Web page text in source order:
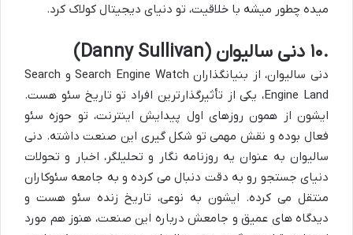
میده چطور میشه با خلاقیت، تو دنیای دیجیتال کولاک کرد.
۱۰. دنی سالیوان (Danny Sullivan
)
دنی سالیوان، از بنیانگذاران Search Engine Watchو Search
Engine Land، یکی از تأثیرگذارترین افراد تو تاریخ سئو هست.
ایشون از همون روزهای اول پیدایش اینترنت، تو حوزه سئو
فعال بوده و نقش مهمی تو شکل گیری این صنعت داشته. دنی
سالیوان به عنوان یه روزنامه نگار و تحلیلگر، اخبار و تحولات
دنیای جستجو رو به دقت دنبال می کرده و به جامعه سئوکاران
منتقل می کرده. ایشون به نوعی، تاریخ زنده سئو هست و
دیدگاه های عمیق و جامعش درباره این صنعت، هنوز هم مورد